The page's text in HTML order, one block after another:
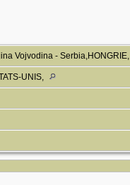
Vojvodina - Serbia,HONGRIE,
UNIS,